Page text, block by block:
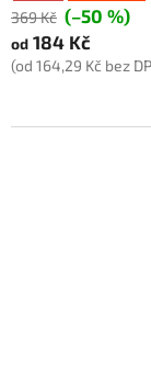
369 Kč (–50 %)
od 184 Kč
(od 164,29 Kč bez